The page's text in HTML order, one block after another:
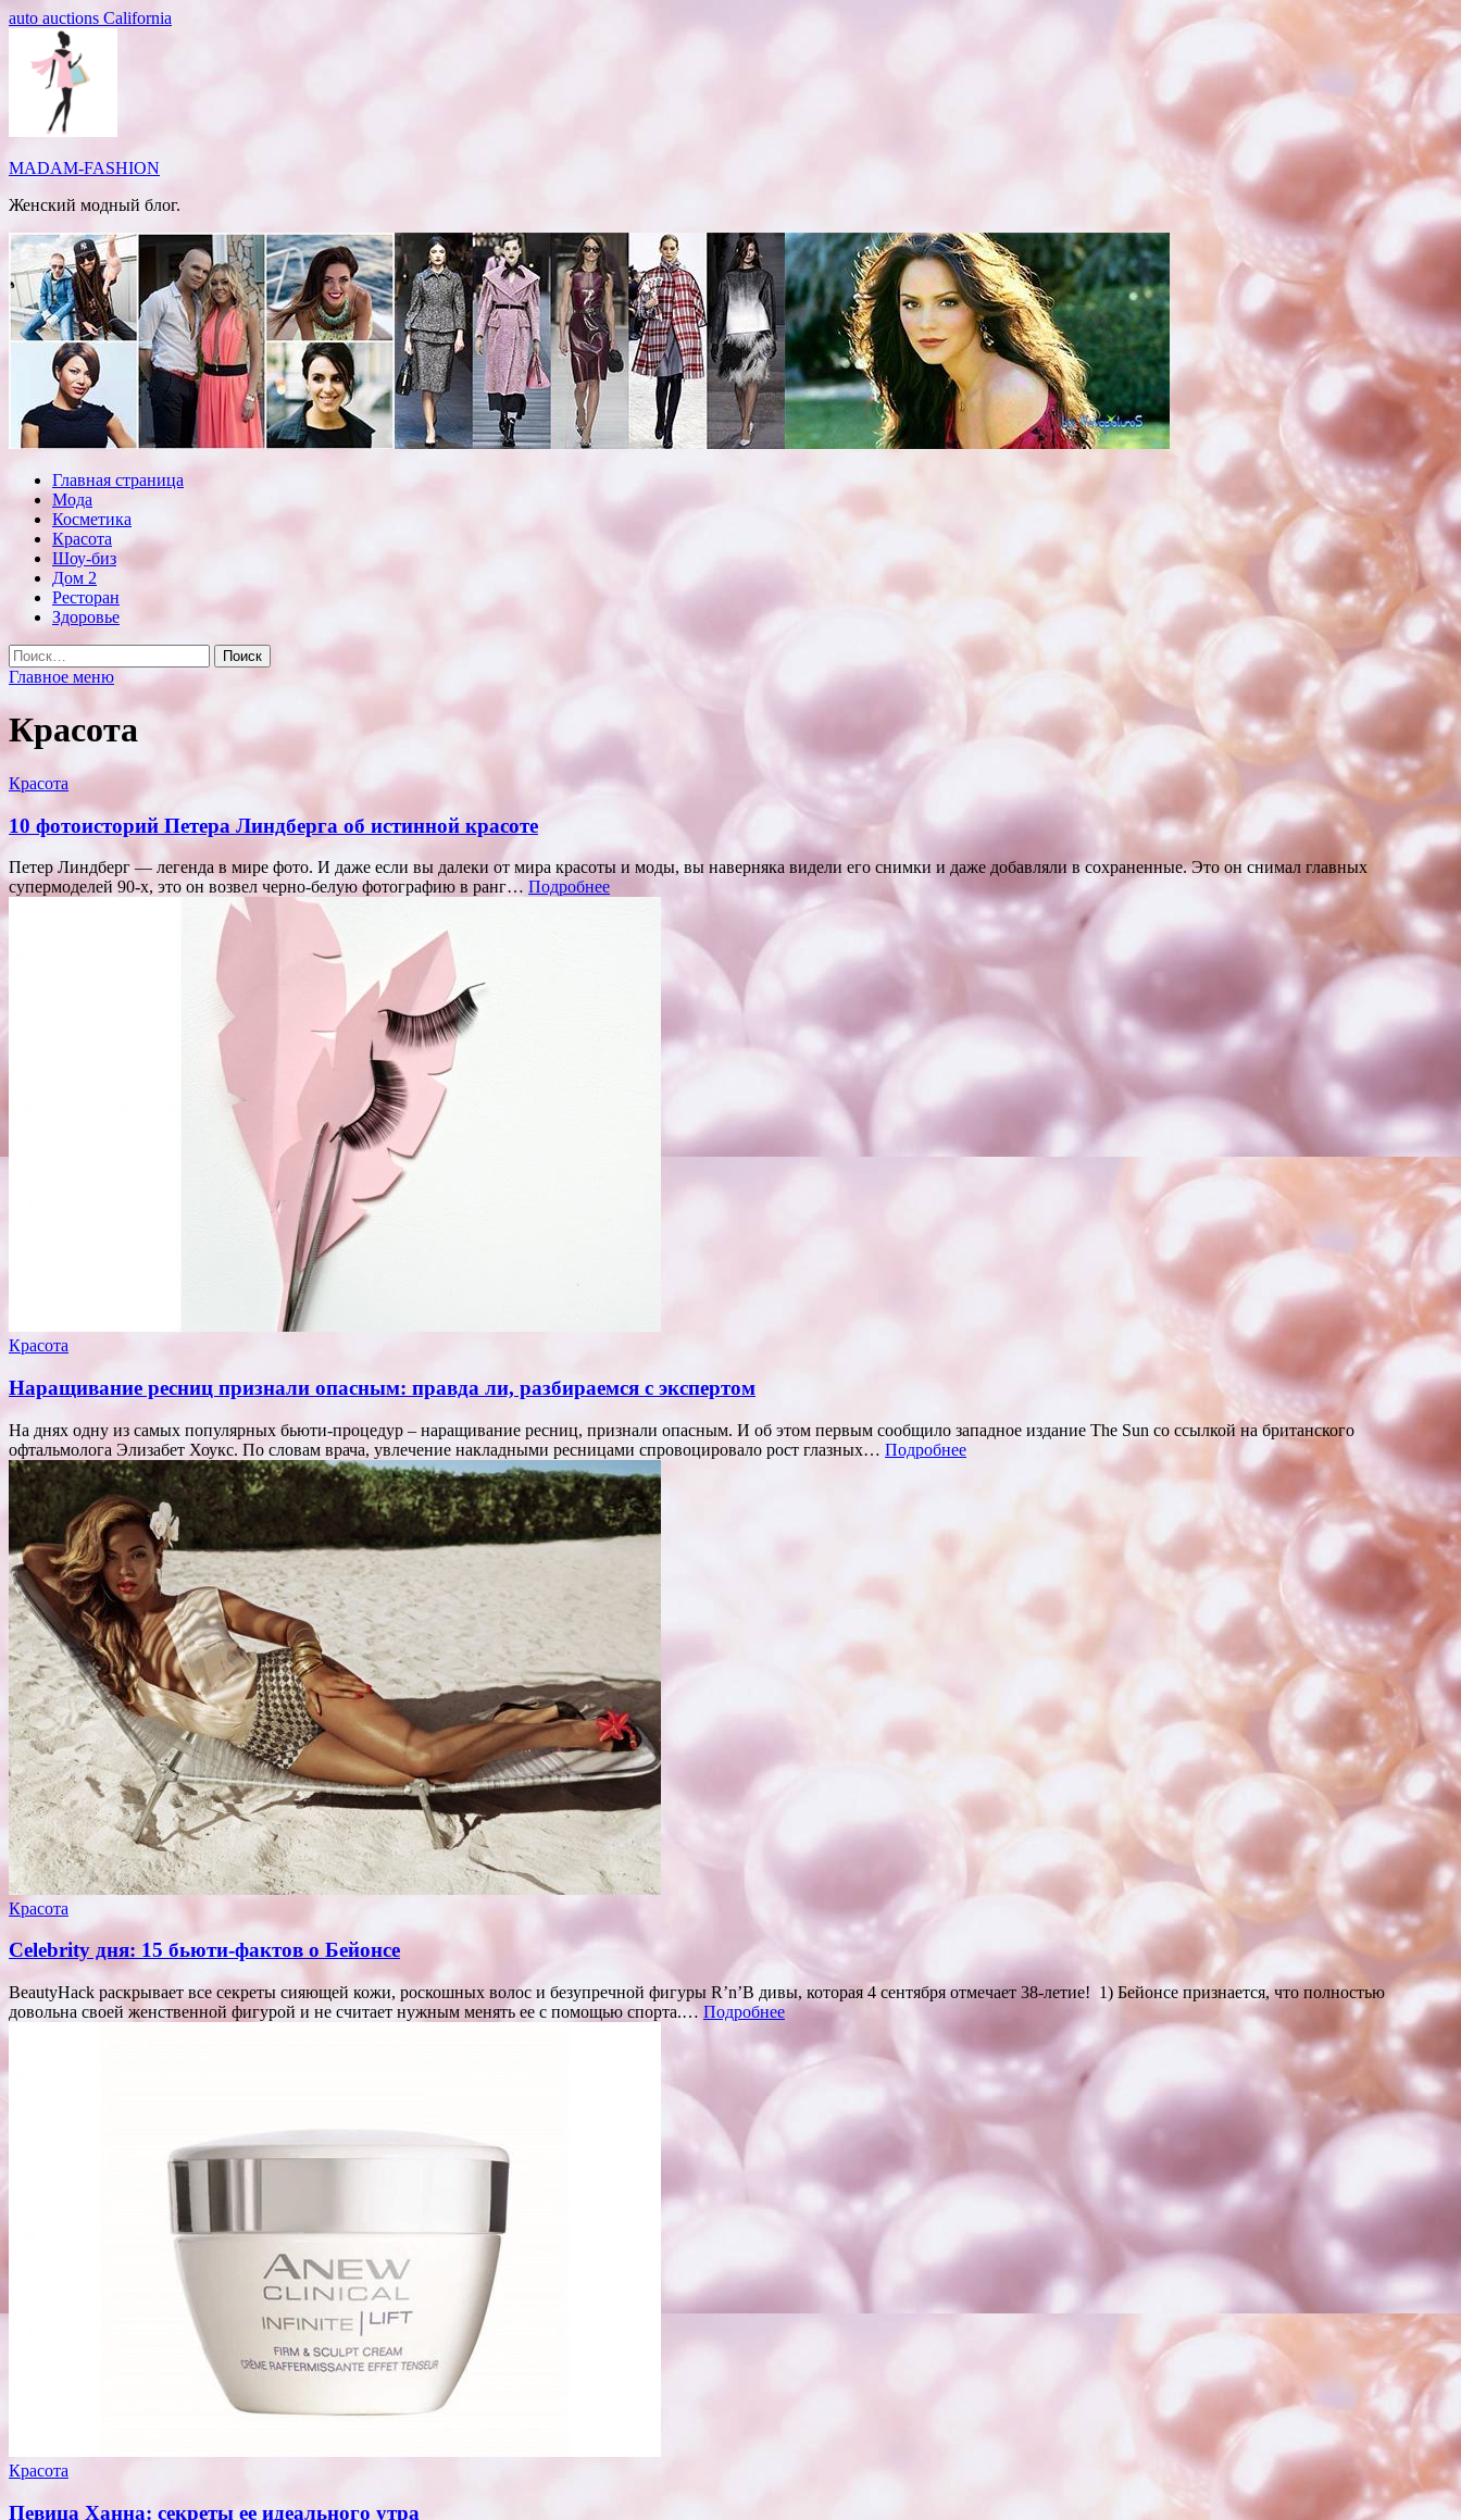
Перейти
содержимому
auto auctions California
MADAM-FASHION
Женский модный блог.
Главная страница
Мода
Косметика
Красота
Шоу-биз
Дом 2
Ресторан
Здоровье
Найти:
Главное меню
Красота
Красота
10 фотоисторий Петера Линдберга об истинной красоте
Петер Линдберг — легенда в мире фото. И даже если вы далеки от мира красоты и моды, вы наверняка видели его снимки и даже добавляли в сохраненные. Это он снимал главных
супермоделей 90-х, это он возвел черно-белую фотографию в ранг… Подробнее
Красота
Наращивание ресниц признали опасным: правда ли, разбираемся с экспертом
На днях одну из самых популярных бьюти-процедур – наращивание ресниц, признали опасным. И об этом первым сообщило западное издание The Sun со ссылкой на британского
офтальмолога Элизабет Хоукс. По словам врача, увлечение накладными ресницами спровоцировало рост глазных… Подробнее
Красота
Celebrity дня: 15 бьюти-фактов о Бейонсе
BeautyHack раскрывает все секреты сияющей кожи, роскошных волос и безупречной фигуры R’n’B дивы, которая 4 сентября отмечает 38-летие! 1) Бейонсе признается, что полностью
довольна своей женственной фигурой и не считает нужным менять ее с помощью спорта.… Подробнее
Красота
Певица Ханна: секреты ее идеального утра